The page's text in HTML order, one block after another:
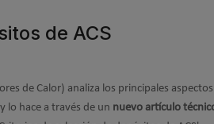
de ACS
de Calor) analiza los principales
lo hace a través de un nuevo artículo